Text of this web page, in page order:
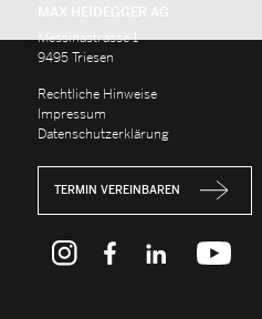
Messinastrasse 1
9495 Triesen
Recht­li­che Hin­wei­se
Im­pres­sum
Da­ten­schutz­er­klä­rung
TERMIN VEREINBAREN